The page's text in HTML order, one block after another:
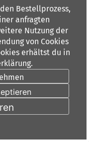
RHEIN-MAIN
Straße 36
am Main
84 00 6 0
88 91 10
- Donnerstag 9.00-
9.00-15.00 Uhr
Bestellprozess,
anfragten
Nutzung der
von Cookies
erhältst du in